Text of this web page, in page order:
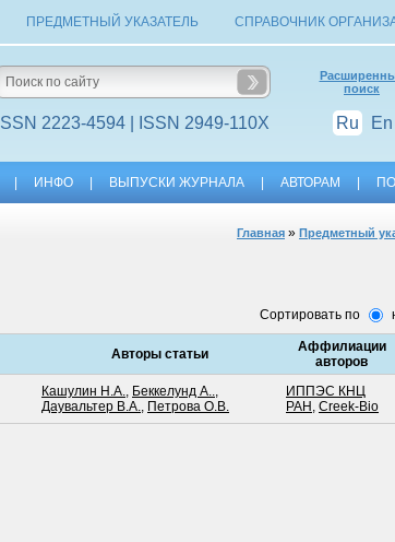
ПРЕДМЕТНЫЙ УКАЗАТЕЛЬ СПРАВОЧНИК
ISSN 2223-4594 | ISSN 2949-110X
поиск
Ru En
ИНФО ВЫПУСКИ ЖУРНАЛА АВТОРАМ
Главная » Предметный
Сортировать по
Авторы статьи
Аффилиации
авторов
Кашулин Н.А., Беккелунд А..,
Даувальтер В.А., Петрова О.В.
ИППЭС КНЦ
РАН , Creek-Bio